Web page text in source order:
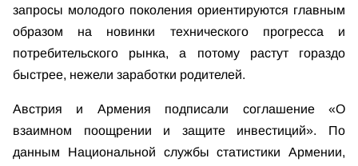
запросы молодого поколения ориентируются главным
образом на новинки технического прогресса и
потребительского рынка, а потому растут гораздо
быстрее, нежели заработки родителей.
Австрия и Армения подписали соглашение «О
взаимном поощрении и защите инвестиций». По
данным Национальной службы статистики Армении,